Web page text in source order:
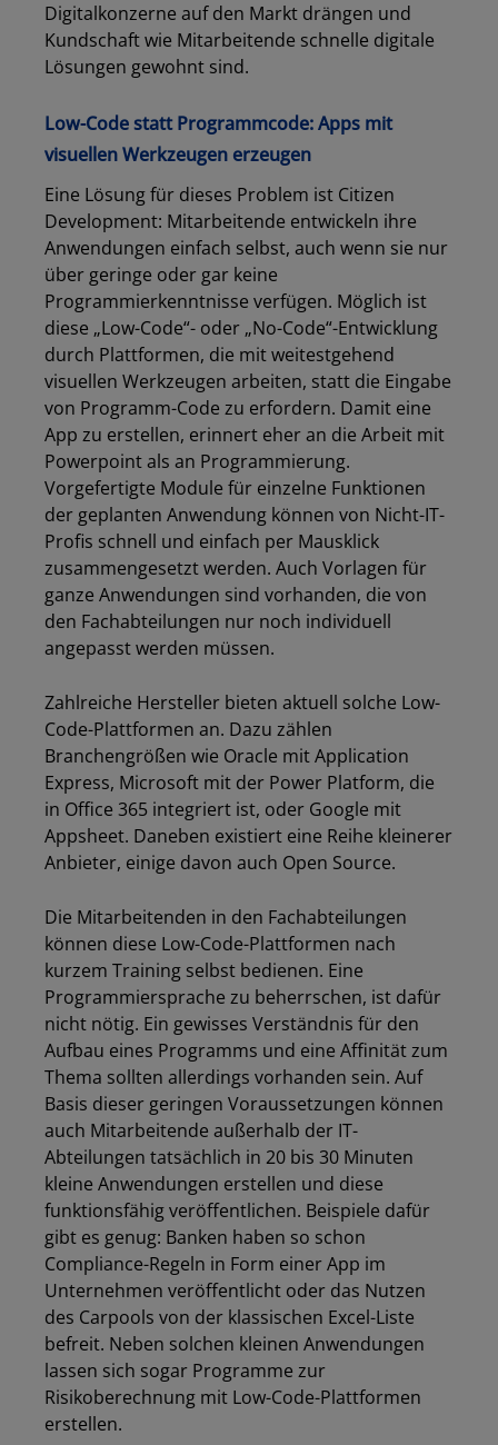
Digitalkonzerne auf den Markt drängen und
Kundschaft wie Mitarbeitende schnelle digitale
Lösungen gewohnt sind.
Low-Code statt Programmcode: Apps mit
visuellen Werkzeugen erzeugen
Eine Lösung für dieses Problem ist Citizen
Development: Mitarbeitende entwickeln ihre
Anwendungen einfach selbst, auch wenn sie nur
über geringe oder gar keine
Programmierkenntnisse verfügen. Möglich ist
diese „Low-Code“- oder „No-Code“-Entwicklung
durch Plattformen, die mit weitestgehend
visuellen Werkzeugen arbeiten, statt die Eingabe
von Programm-Code zu erfordern. Damit eine
App zu erstellen, erinnert eher an die Arbeit mit
Powerpoint als an Programmierung.
Vorgefertigte Module für einzelne Funktionen
der geplanten Anwendung können von Nicht-IT-
Profis schnell und einfach per Mausklick
zusammengesetzt werden. Auch Vorlagen für
ganze Anwendungen sind vorhanden, die von
den Fachabteilungen nur noch individuell
angepasst werden müssen.
Zahlreiche Hersteller bieten aktuell solche Low-
Code-Plattformen an. Dazu zählen
Branchengrößen wie Oracle mit Application
Express, Microsoft mit der Power Platform, die
in Office 365 integriert ist, oder Google mit
Appsheet. Daneben existiert eine Reihe kleinerer
Anbieter, einige davon auch Open Source.
Die Mitarbeitenden in den Fachabteilungen
können diese Low-Code-Plattformen nach
kurzem Training selbst bedienen. Eine
Programmiersprache zu beherrschen, ist dafür
nicht nötig. Ein gewisses Verständnis für den
Aufbau eines Programms und eine Affinität zum
Thema sollten allerdings vorhanden sein. Auf
Basis dieser geringen Voraussetzungen können
auch Mitarbeitende außerhalb der IT-
Abteilungen tatsächlich in 20 bis 30 Minuten
kleine Anwendungen erstellen und diese
funktionsfähig veröffentlichen. Beispiele dafür
gibt es genug: Banken haben so schon
Compliance-Regeln in Form einer App im
Unternehmen veröffentlicht oder das Nutzen
des Carpools von der klassischen Excel-Liste
befreit. Neben solchen kleinen Anwendungen
lassen sich sogar Programme zur
Risikoberechnung mit Low-Code-Plattformen
erstellen.